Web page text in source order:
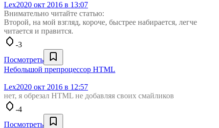
Lex2020 окт 2016 в 13:07
Внимательно читайте статью:
Второй, на мой взгляд, короче, быстрее набирается, легче
читается и правится.
-3
Посмотреть
Небольшой препроцессор HTML
Lex2020 окт 2016 в 12:57
нет, я обрезал HTML не добавляя своих смайликов
-4
Посмотреть